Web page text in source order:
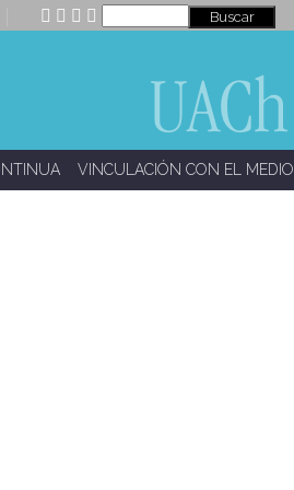
VINCULACIÓN CON EL MEDIO